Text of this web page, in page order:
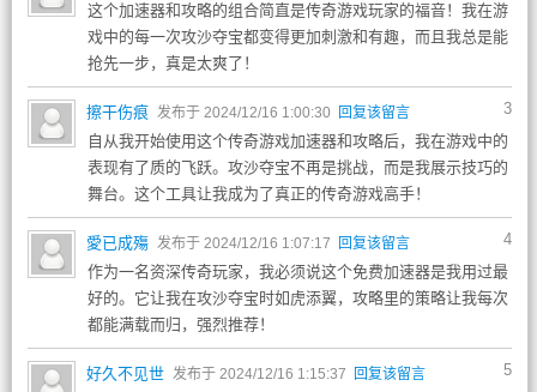
这个加速器和攻略的组合简直是传奇游戏玩家的福音！我在游
戏中的每一次攻沙夺宝都变得更加刺激和有趣，而且我总是能
抢先一步，真是太爽了！
3
擦干伤痕 发布于 2024/12/16 1:00:30 回复该留言
自从我开始使用这个传奇游戏加速器和攻略后，我在游戏中的
表现有了质的飞跃。攻沙夺宝不再是挑战，而是我展示技巧的
舞台。这个工具让我成为了真正的传奇游戏高手！
4
愛已成殤 发布于 2024/12/16 1:07:17 回复该留言
作为一名资深传奇玩家，我必须说这个免费加速器是我用过最
好的。它让我在攻沙夺宝时如虎添翼，攻略里的策略让我每次
都能满载而归，强烈推荐！
5
好久不见世 发布于 2024/12/16 1:15:37 回复该留言